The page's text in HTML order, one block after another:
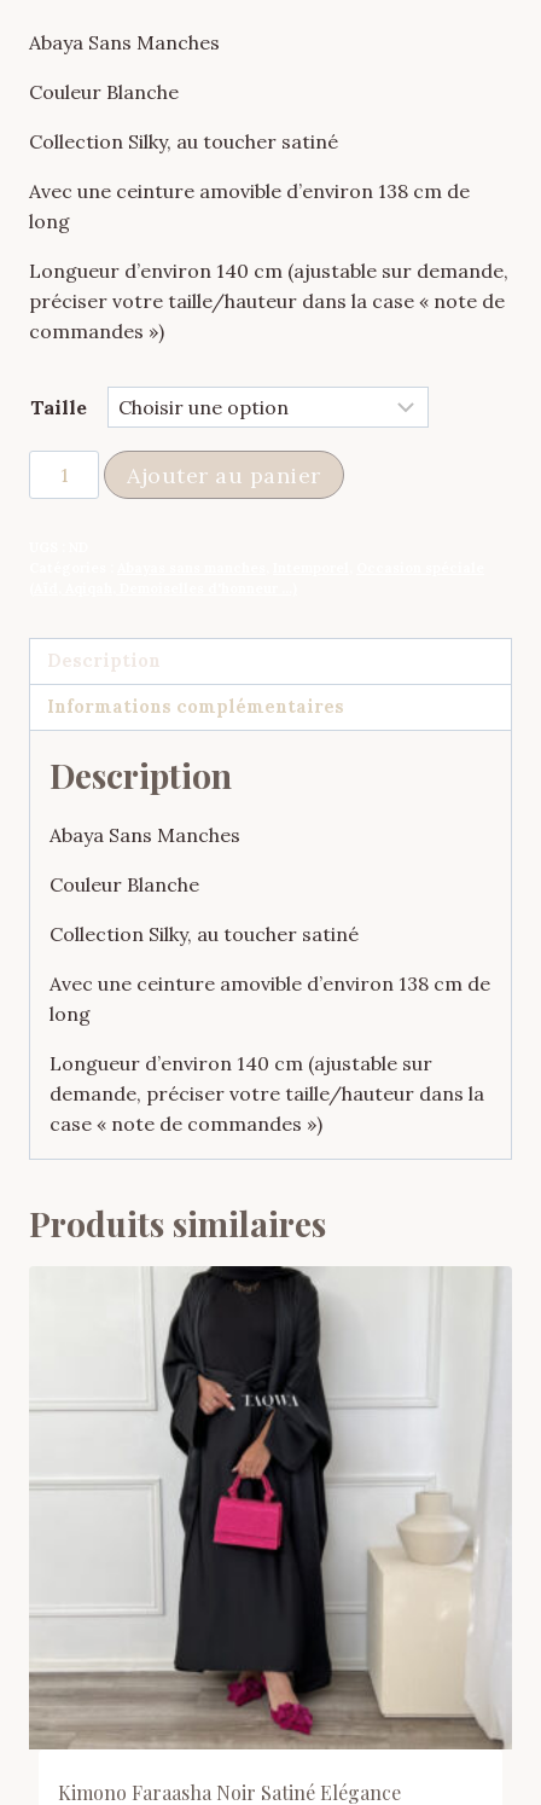
Abaya Sans Manches
Couleur Blanche
Collection Silky, au toucher satiné
Avec une ceinture amovible d’environ 138 cm de
long
Longueur d’environ 140 cm (ajustable sur demande,
préciser votre taille/hauteur dans la case « note de
commandes »)
Taille
quantité
de
Silky
Ajouter au panier
Description
Informations complémentaires
Description
Abaya Sans Manches
Couleur Blanche
Collection Silky, au toucher satiné
Avec une ceinture amovible d’environ 138 cm de
long
Longueur d’environ 140 cm (ajustable sur
demande, préciser votre taille/hauteur dans la
case « note de commandes »)
Produits similaires
Kimono Faraasha Noir Satiné Elégance